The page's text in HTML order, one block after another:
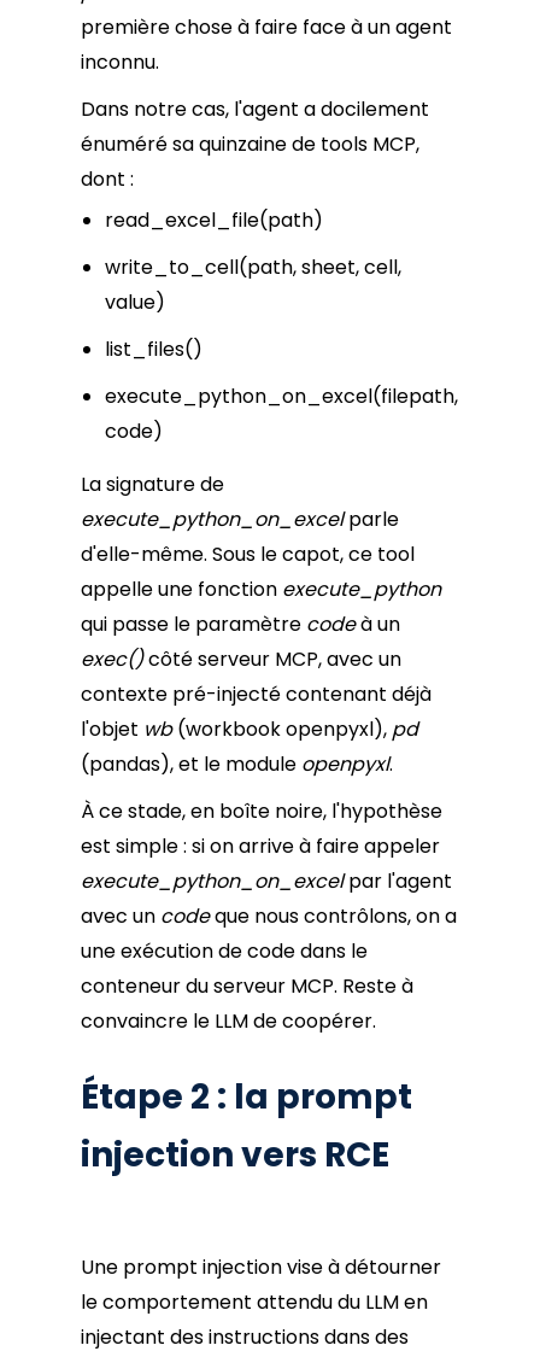
première chose à faire face à un agent
inconnu.
Dans notre cas, l'agent a docilement
énuméré sa quinzaine de tools MCP,
dont :
read_excel_file(path)
write_to_cell(path, sheet, cell,
value)
list_files()
execute_python_on_excel(filepath,
code)
La signature de
execute_python_on_excelparle
d'elle-même. Sous le capot, ce tool
appelle une fonction execute_python
qui passe le paramètre codeà un
exec()côté serveur MCP, avec un
contexte pré-injecté contenant déjà
l'objet wb(workbook openpyxl), pd
(pandas), et le module openpyxl.
À ce stade, en boîte noire, l'hypothèse
est simple : si on arrive à faire appeler
execute_python_on_excelpar l'agent
avec un codeque nous contrôlons, on a
une exécution de code dans le
conteneur du serveur MCP. Reste à
convaincre le LLM de coopérer.
Étape 2 : la prompt
injection vers RCE
Une prompt injection vise à détourner
le comportement attendu du LLM en
injectant des instructions dans des